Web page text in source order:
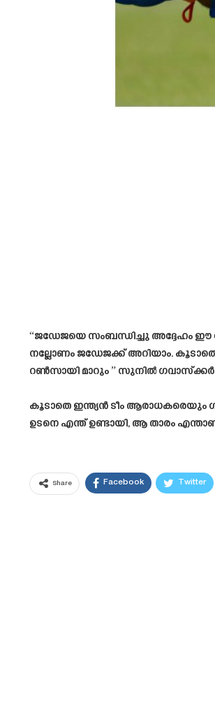
“ജഡേജയെ സംബന്ധിച്ചു അദ്ദേഹം ഈ
നല്ലോണം ജഡേജക്ക് അറിയാം. കൂടാതെ
റൺസായി മാറും ” സുനിൽ
കൂടാതെ ഇന്ത്യൻ ടീം ആരാധകരെയും
ഉടനെ എന്ത് ഉണ്ടായി, ആ താരം
Share Facebook Twitter